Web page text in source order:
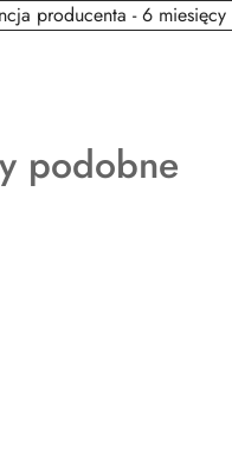
producenta - 6 miesięcy
podobne